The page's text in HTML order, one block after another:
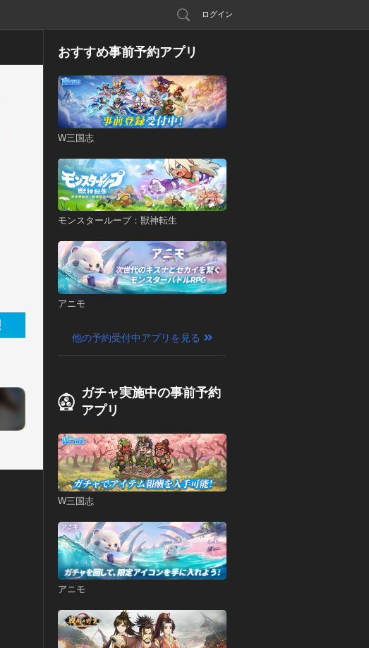
ログイン
おすすめ事前予約アプリ
W三国志
モンスターループ：獣神転生
アニモ
他の予約受付中アプリを見る
ガチャ実施中の事前予約
アプリ
W三国志
アニモ